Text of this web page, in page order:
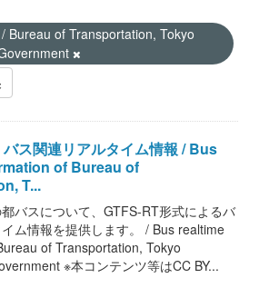
Bureau of Transportation, Tokyo
ス関連リアルタイム情報 / Bus
of Bureau of
T...
バスについて、GTFS-RT形式によるバ
ム情報を提供します。 / Bus realtime
of Transportation, Tokyo
※本コンテンツ等はCC BY...